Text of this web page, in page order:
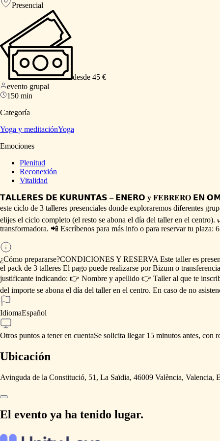
Presencial
desde 45 €
evento grupal
150 min
Categoría
Yoga y meditaciónYoga
Emociones
Plenitud
Reconexión
Vitalidad
𝗧𝗔𝗟𝗟𝗘𝗥𝗘𝗦 𝗗𝗘 𝗞𝗨𝗥𝗨𝗡𝗧𝗔𝗦 – 𝗘𝗡𝗘𝗥𝗢 𝐲 𝐅𝐄𝐁𝐑𝐄𝐑𝐎 𝗘𝗡 𝗢𝗠
este ciclo de 3 talleres presenciales donde exploraremos diferentes
elijes el ciclo completo (el resto se abona el día del taller en el centro).
transformadora. 📲 Escríbenos para más info o para reservar tu plaza:
¿Cómo prepararse?CONDICIONES Y RESERVA Este taller es
el pack de 3 talleres El pago puede realizarse por Bizum o transferencia
justificante indicando: 👉 Nombre y apellido 👉 Taller al que te
del importe se abona el día del taller en el centro. En caso de no
IdiomaEspañol
Otros puntos a tener en cuentaSe solicita llegar 15 minutos antes, con
Ubicación
Avinguda de la Constitució, 51, La Saïdia, 46009 València, Valencia,
El evento ya ha tenido lugar.